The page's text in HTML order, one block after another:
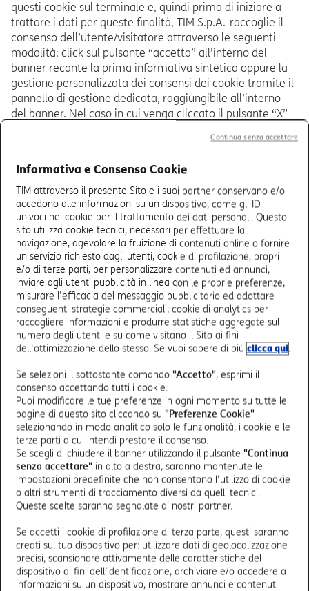
questi cookie sul terminale e, quindi prima di iniziare a
trattare i dati per queste finalità, TIM S.p.A. raccoglie il
consenso dell’utente/visitatore attraverso le seguenti
modalità: click sul pulsante “accetta” all’interno del
banner recante la prima informativa sintetica oppure la
gestione personalizzata dei consensi dei cookie tramite il
pannello di gestione dedicata, raggiungibile all’interno
del banner. Nel caso in cui venga cliccato il pulsante “X”
l’utente/visitatore negherà il consenso a tutti i cookie di
browser di un apposito cookie tecnico, che garantisce
l’integrità delle scelte dell’utente e la riconducibilità a
questo Sito. TIM S.p.A. potrà affidare l’installazione e la
gestione del cookie di profilazione, per il quale è prevista
la raccolta del consenso, a fornitori tecnici (nominati
da TIM S.p.A. Responsabili del trattamento). In particolare,
la società Adform, fornitore tecnico designato da TIM
Responsabile del trattamento, al fine di personalizzare i
messaggi promozionali relativi a prodotti e servizi TIM sui
siti di TIM o di partner di Adform.
L’utente/visitatore può opporsi a tali trattamenti, oltre
che cliccando il pulsante “X” posto in alto a destra
all’interno del banner, accedendo al pannello di gestione
dedicata tramite il link disponibile nel footer di ogni
pagina del dominio del Sito o mediante la cancellazione
dei cookie sul proprio browser/terminale, come indicato
in dettaglio al successivo paragrafo 2.6.
Salvo revoca del consenso, l’utente/visitatore potrà
ricevere messaggi/contenuti promozionali basati suoi
interessi fino alla scadenza dei cookie di profilazione. Il
suddetto cookie di profilazione di TIM S.p.A. sarà
conservato sul dispositivo per al massimo 15 mesi
dall’ultimo evento di navigazione dell’utente/visitatore su
automaticamente dal dispositivo.
2.3 Cookie analytics
Informativa e Consenso Cookie
TIM attraverso il presente Sito e i suoi partner conservano e/o
accedono alle informazioni su un dispositivo, come gli ID
univoci nei cookie per il trattamento dei dati personali. Questo
sito utilizza cookie tecnici, necessari per effettuare la
navigazione, agevolare la fruizione di contenuti online o fornire
un servizio richiesto dagli utenti; cookie di profilazione, propri
e/o di terze parti, per personalizzare contenuti ed annunci,
inviare agli utenti pubblicità in linea con le proprie preferenze,
misurare l'efficacia del messaggio pubblicitario ed adottare
conseguenti strategie commerciali; cookie di analytics per
raccogliere informazioni e produrre statistiche aggregate sul
numero degli utenti e su come visitano il Sito ai fini
dell'ottimizzazione dello stesso. Se vuoi sapere di più clicca qui.
Se selezioni il sottostante comando "Accetto", esprimi il
consenso accettando tutti i cookie.
Puoi modificare le tue preferenze in ogni momento su tutte le
pagine di questo sito cliccando su "Preferenze Cookie"
selezionando in modo analitico solo le funzionalità, i cookie e le
terze parti a cui intendi prestare il consenso.
Se scegli di chiudere il banner utilizzando il pulsante "Continua
senza accettare" in alto a destra, saranno mantenute le
impostazioni predefinite che non consentono l'utilizzo di cookie
o altri strumenti di tracciamento diversi da quelli tecnici.
Queste scelte saranno segnalate ai nostri partner.
Se accetti i cookie di profilazione di terza parte, questi saranno
creati sul tuo dispositivo per: utilizzare dati di geolocalizzazione
precisi, scansionare attivamente delle caratteristiche del
dispositivo ai fini dell’identificazione, archiviare e/o accedere a
informazioni su un dispositivo, mostrare annunci e contenuti
Continua senza accettare